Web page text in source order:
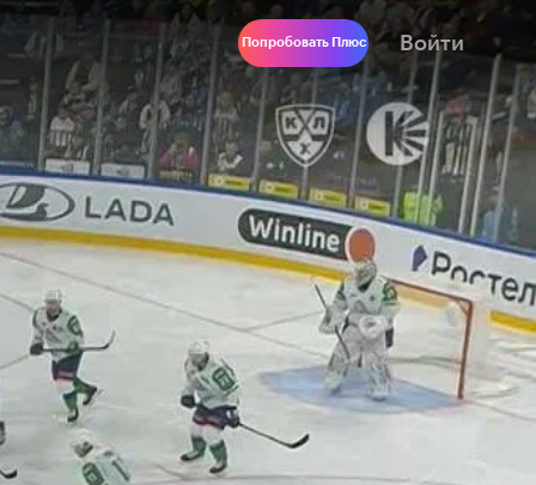
Попробовать Плюс Войти